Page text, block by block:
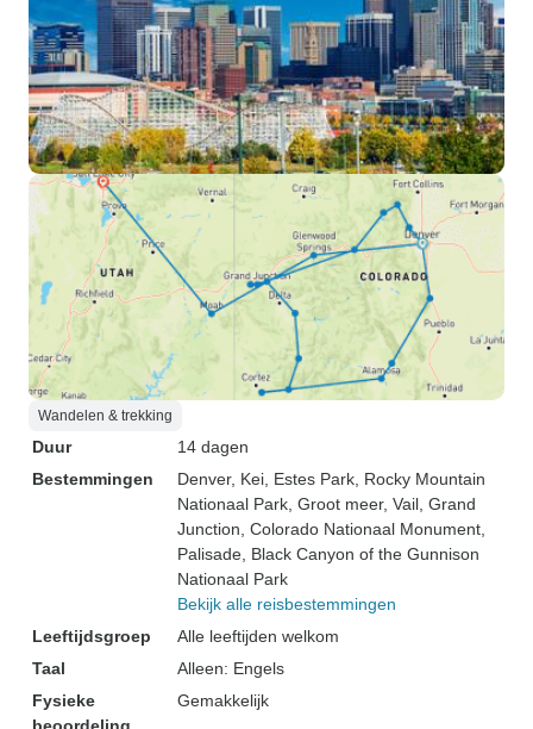
Wandelen & trekking
Duur
14 dagen
Bestemmingen
Denver, Kei , Estes Park , Rocky Mountain
Nationaal Park , Groot meer, Vail , Grand
Junction , Colorado Nationaal Monument
Palisade , Black Canyon of the Gunnison
Nationaal Park
Bekijk alle reisbestemmingen
Leeftijdsgroep
Alle leeftijden welkom
Taal
Alleen: Engels
Fysieke
Gemakkelijk